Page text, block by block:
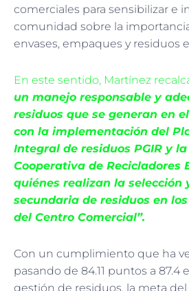
comerciales para sensibilizar e
comunidad sobre la
envases, empaques y residuos
En este sentido, Martínez
un manejo responsable y
residuos que se generan en
con la implementación del
Integral de residuos PGIR y
Cooperativa de Recicladores
quiénes realizan la selección
secundaria de residuos en
del Centro Comercial”.
Con un cumplimiento que ha
pasando de 84.11 puntos a 87.4
gestión de residuos, la meta